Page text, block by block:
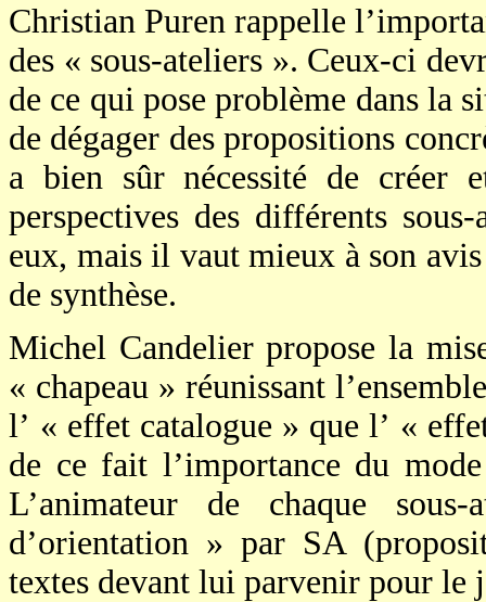
Christian Puren rappelle
des « sous-ateliers ». Ceux-ci
de ce qui pose problème dans la
de dégager des propositions
a bien sûr nécessité de créer
perspectives des différents
eux, mais il vaut mieux à son
de synthèse.
Michel Candelier propose la
« chapeau » réunissant
l’ « effet catalogue » que l’ «
de ce fait l’importance du
L’animateur de chaque
d’orientation » par SA
textes devant lui parvenir pour le